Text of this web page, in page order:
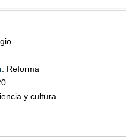
: Reforma
y cultura